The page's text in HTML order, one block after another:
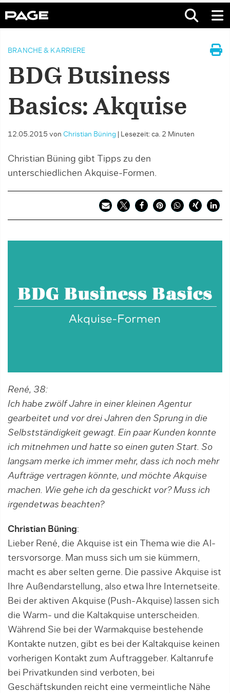
BRANCHE & KARRIERE
BDG Business
Basics: Akquise
12.05.2015 von Christian Büning Lesezeit: ca. 2 Minuten
Christian Büning gibt Tipps zu den
unterschiedlichen Akquise-Formen.
René, 38:
Ich habe zwölf Jahre in einer kleinen Agentur
gearbeitet und vor drei Jahren den Sprung in die
Selbst­ständigkeit gewagt. Ein paar Kunden konnte
ich mitnehmen und hatte so einen guten Start. So
langsam merke ich immer mehr, dass ich noch mehr
Aufträge vertragen könnte, und möchte Akquise
machen. Wie gehe ich da geschickt vor? Muss ich
irgend­etwas beachten?­
Christian Büning:
Lieber René, die Akquise ist ein Thema wie die Al­
ters­vorsorge. Man muss sich um sie küm­mern,
macht es aber selten gerne. Die passive Akquise ist
Ihre Außendar­stellung, also etwa Ihre Internetseite.
Bei der aktiven Akquise (Push-Akquise) lassen sich
die Warm- und die Kaltak­qui­se unterscheiden.
Während Sie bei der Warmakquise bestehende
Kontak­te nutzen, gibt es bei der Kaltakquise keinen
vorherigen Kontakt zum Auf­trag­geber. Kaltanrufe
bei Privatkunden sind verboten, bei
Geschäftskunden reicht eine vermeintliche Nähe